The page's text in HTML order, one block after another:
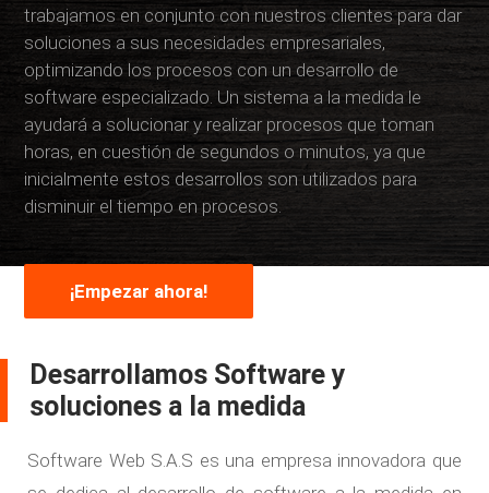
trabajamos en conjunto con nuestros clientes para dar
soluciones a sus necesidades empresariales,
optimizando los procesos con un desarrollo de
software especializado. Un sistema a la medida le
ayudará a solucionar y realizar procesos que toman
horas, en cuestión de segundos o minutos, ya que
inicialmente estos desarrollos son utilizados para
disminuir el tiempo en procesos.
¡Empezar ahora!
Desarrollamos Software y
soluciones a la medida
Software Web S.A.S es una empresa innovadora que